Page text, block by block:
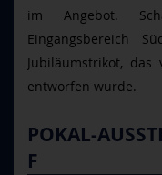
im Angebot.
Eingangsbereich
Jubiläumstrikot,
entworfen wurde.
POKAL-
F